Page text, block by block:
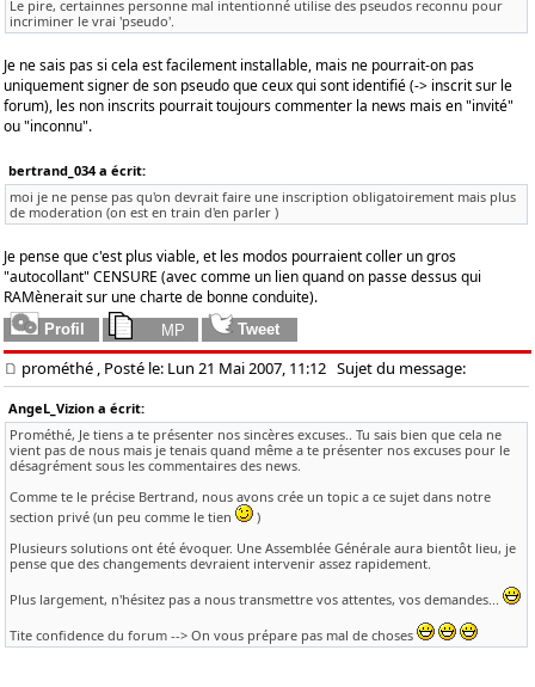
Le pire, certainnes personne mal intentionné utilise des pseudos reconnu pour
incriminer le vrai 'pseudo'.
Je ne sais pas si cela est facilement installable, mais ne pourrait-on pas
uniquement signer de son pseudo que ceux qui sont identifié (-> inscrit sur le
forum), les non inscrits pourrait toujours commenter la news mais en "invité"
ou "inconnu".
bertrand_034 a écrit:
moi je ne pense pas qu'on devrait faire une inscription obligatoirement mais plus
de moderation (on est en train d'en parler )
Je pense que c'est plus viable, et les modos pourraient coller un gros
"autocollant" CENSURE (avec comme un lien quand on passe dessus qui
RAMènerait sur une charte de bonne conduite).
prométhé , Posté le: Lun 21 Mai 2007, 11:12 Sujet du message:
AngeL_Vizion a écrit:
Prométhé, Je tiens a te présenter nos sincères excuses.. Tu sais bien que cela ne
vient pas de nous mais je tenais quand même a te présenter nos excuses pour le
désagrément sous les commentaires des news.
Comme te le précise Bertrand, nous avons crée un topic a ce sujet dans notre
section privé (un peu comme le tien
)
Plusieurs solutions ont été évoquer. Une Assemblée Générale aura bientôt lieu, je
pense que des changements devraient intervenir assez rapidement.
Plus largement, n'hésitez pas a nous transmettre vos attentes, vos demandes...
Tite confidence du forum --> On vous prépare pas mal de choses